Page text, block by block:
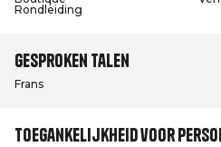
Rondleiding
Gesproken talen
Frans
Toegankelijkheid voor